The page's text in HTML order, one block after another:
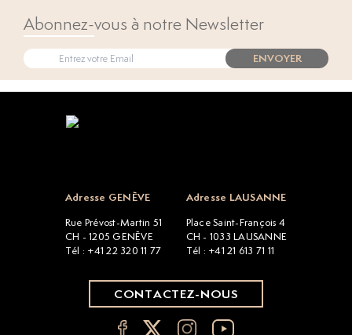
Abonnez-vous à notre Newsletter
ENVOYER
Adresse GENÈVE
Rue Prévost-Martin 51
CH - 1205 GENÈVE
Tél : +41 22 320 11 77
Adresse LAUSANNE
Place Saint-François 4
CH - 1033 LAUSANNE
Tél : +41 21 613 71 11
CONTACTEZ-NOUS